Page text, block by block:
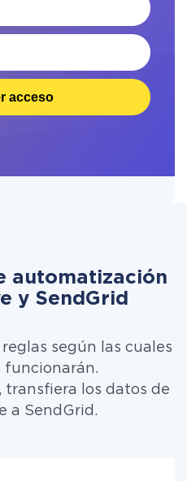
acceso
automatización
y SendGrid
según las cuales
funcionarán.
transfiera los datos de
a SendGrid.